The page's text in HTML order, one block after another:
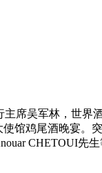
席吴军林，世界
馆鸡尾酒晚宴。
CHETOUI先